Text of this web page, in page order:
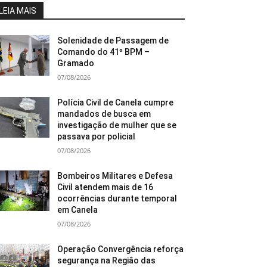
MAIS
Solenidade de Passagem de
Comando do 41º BPM –
Gramado
07/08/2026
Polícia Civil de Canela cumpre
mandados de busca em
investigação de mulher que se
passava por policial
07/08/2026
Bombeiros Militares e Defesa
Civil atendem mais de 16
ocorrências durante temporal
em Canela
07/08/2026
Operação Convergência reforça
segurança na Região das